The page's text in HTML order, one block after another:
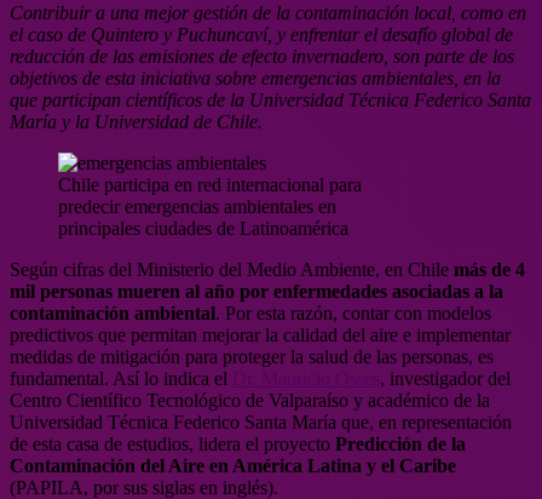
Contribuir a una mejor gestión de la contaminación local, como en
el caso de Quintero y Puchuncaví, y enfrentar el desafío global de
reducción de las emisiones de efecto invernadero, son parte de los
objetivos de esta iniciativa sobre emergencias ambientales, en la
que participan científicos de la Universidad Técnica Federico Santa
María y la Universidad de Chile.
Chile participa en red internacional para
predecir emergencias ambientales en
principales ciudades de Latinoamérica
Según cifras del Ministerio del Medio Ambiente, en Chile más de 4
mil personas mueren al año por enfermedades asociadas a la
contaminación ambiental. Por esta razón, contar con modelos
predictivos que permitan mejorar la calidad del aire e implementar
medidas de mitigación para proteger la salud de las personas, es
fundamental. Así lo indica el
, investigador del
Centro Científico Tecnológico de Valparaíso y académico de la
Universidad Técnica Federico Santa María que, en representación
de esta casa de estudios, lidera el proyecto Predicción de la
Contaminación del Aire en América Latina y el Caribe
(PAPILA, por sus siglas en inglés).